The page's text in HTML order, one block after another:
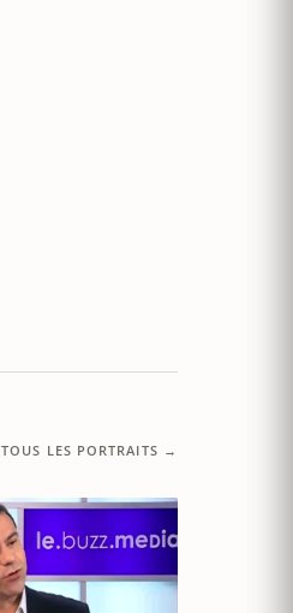
TOUS LES PORTRAITS →